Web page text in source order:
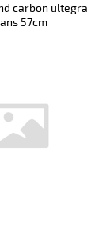
carbon ultegra
57cm